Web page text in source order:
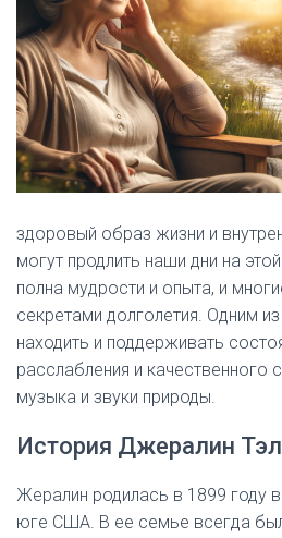
здоровый образ жизни и
могут продлить наши дни на
полна мудрости и опыта, и
секретами долголетия. Одним
находить и поддерживать
расслабления и качественного
музыка и звуки природы.
История Джералин
Жералин родилась в 1899 году
юге США. В ее семье всегда